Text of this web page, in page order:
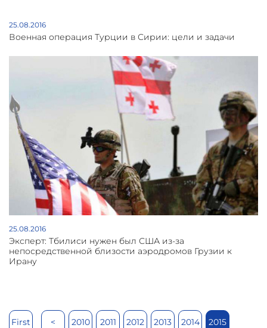
25.08.2016
Военная операция Турции в Сирии: цели и задачи
25.08.2016
Эксперт: Тбилиси нужен был США из-за
непосредственной близости аэродромов Грузии к
Ирану
First < 2010 2011 2012 2013 2014 2015